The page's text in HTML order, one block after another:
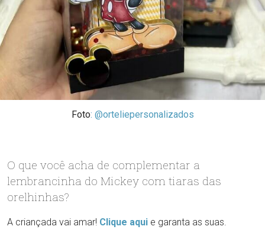
Foto: @orteliepersonalizados
O que você acha de complementar a
lembrancinha do Mickey com tiaras das
orelhinhas?
A criançada vai amar! Clique aqui e garanta as suas.